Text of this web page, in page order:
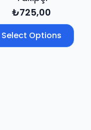
₺725,00
Select Options